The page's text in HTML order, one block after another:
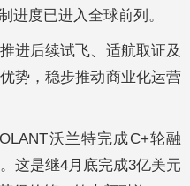
进度已进入全球前列。
进后续试飞、适航取证及
势，稳步推动商业化运营
沃兰特完成C+轮融
这是继4月底完成3亿美元